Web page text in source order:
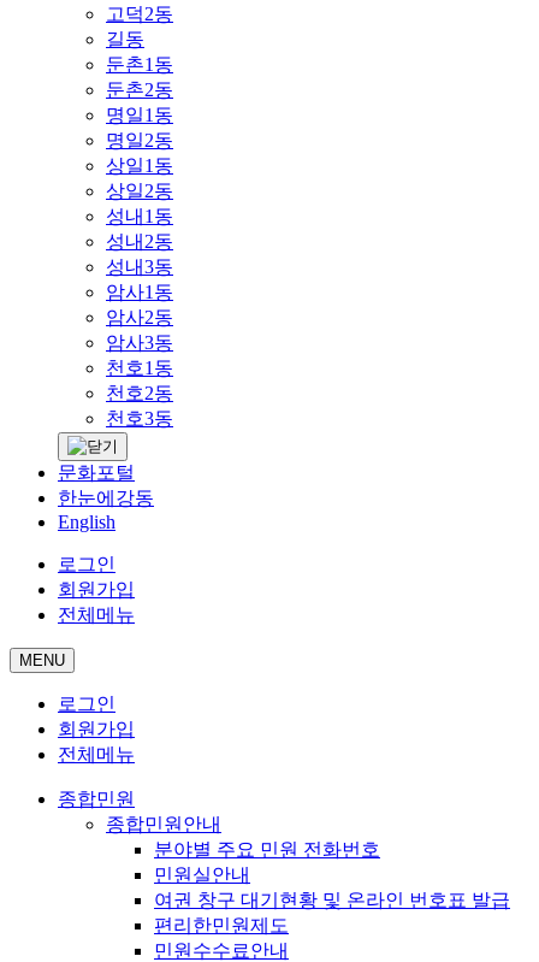
고덕2동
길동
둔촌1동
둔촌2동
명일1동
명일2동
상일1동
상일2동
성내1동
성내2동
성내3동
암사1동
암사2동
암사3동
천호1동
천호2동
천호3동
문화포털
한눈에강동
English
로그인
회원가입
전체메뉴
MENU
로그인
회원가입
전체메뉴
종합민원
종합민원안내
분야별 주요 민원 전화번호
민원실안내
여권 창구 대기현황 및 온라인 번호표 발급
편리한민원제도
민원수수료안내